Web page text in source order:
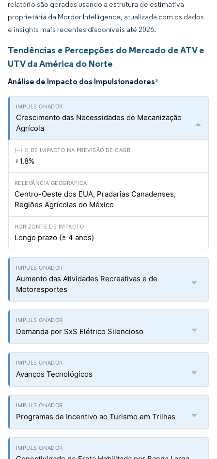
relatório são gerados usando a estrutura de estimativa
proprietária da Mordor Intelligence, atualizada com os dados
e insights mais recentes disponíveis até 2026.
Tendências e Percepções do Mercado de ATV e
UTV da América do Norte
Análise de Impacto dos Impulsionadores*
Crescimento das Necessidades de Mecanização
Agrícola
+1.8%
Centro-Oeste dos EUA, Pradarias Canadenses,
Regiões Agrícolas do México
Longo prazo (≥ 4 anos)
Aumento das Atividades Recreativas e de
Motoresportes
Demanda por SxS Elétrico Silencioso
Avanços Tecnológicos
Programas de Incentivo ao Turismo em Trilhas